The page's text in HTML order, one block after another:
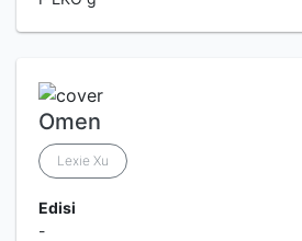
Omen
Lexie Xu
Edisi
-